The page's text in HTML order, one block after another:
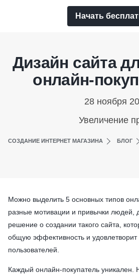
Начать
Дизайн сайта
онлайн-
28 ноября
Увеличение
СОЗДАНИЕ ИНТЕРНЕТ МАГАЗИНА БЛОГ
Можно выделить 5 основных типов
разные мотивации и привычки людей,
решение о создании такого сайта,
общую эффективность и удовлетворит
пользователей.
Каждый онлайн-покупатель уникален.